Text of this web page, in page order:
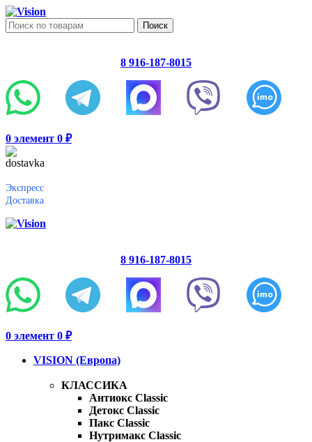
Поиск
8 916-187-8015
0 элемент 0 ₽
Экспресс
Доставка
8 916-187-8015
0 элемент 0 ₽
VISION (Европа)
КЛАССИКА
Антиокс Classic
Детокс Classic
Пакс Classic
Нутримакс Classic